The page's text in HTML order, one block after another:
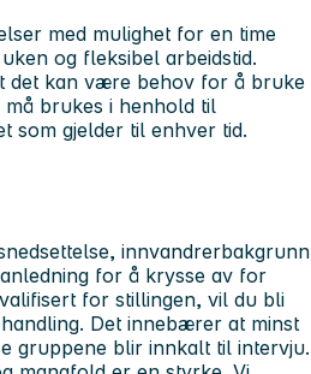
med mulighet for en time
og fleksibel arbeidstid.
det kan være behov for å bruke
brukes i henhold til
som gjelder til enhver tid.
innvandrerbakgrunn
for å krysse av for
for stillingen, vil du bli
Det innebærer at minst
gruppene blir innkalt til intervju.